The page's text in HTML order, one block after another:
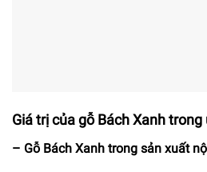
Giá trị của gỗ Bách Xanh
– Gỗ Bách Xanh trong sản xuất